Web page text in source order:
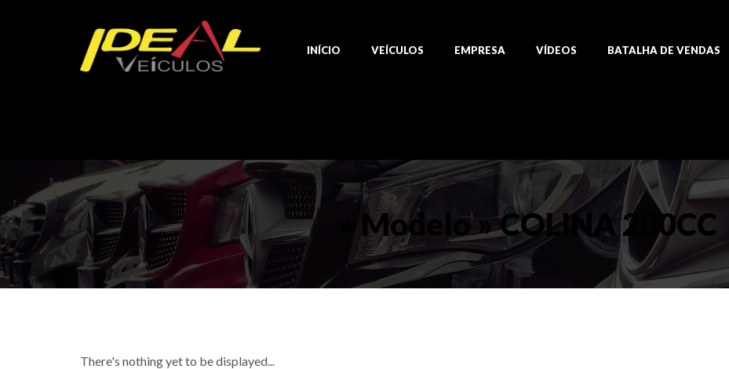
INÍCIO VEÍCULOS EMPRESA VÍDEOS BATALHA DE VENDAS
» Modelo » COLINA 200CC
There's nothing yet to be displayed...